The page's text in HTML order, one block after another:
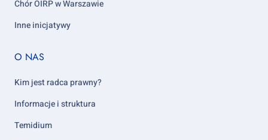
Chór OIRP w Warszawie
Inne inicjatywy
Footer
5
O NAS
Kim jest radca prawny?
Informacje i struktura
Temidium